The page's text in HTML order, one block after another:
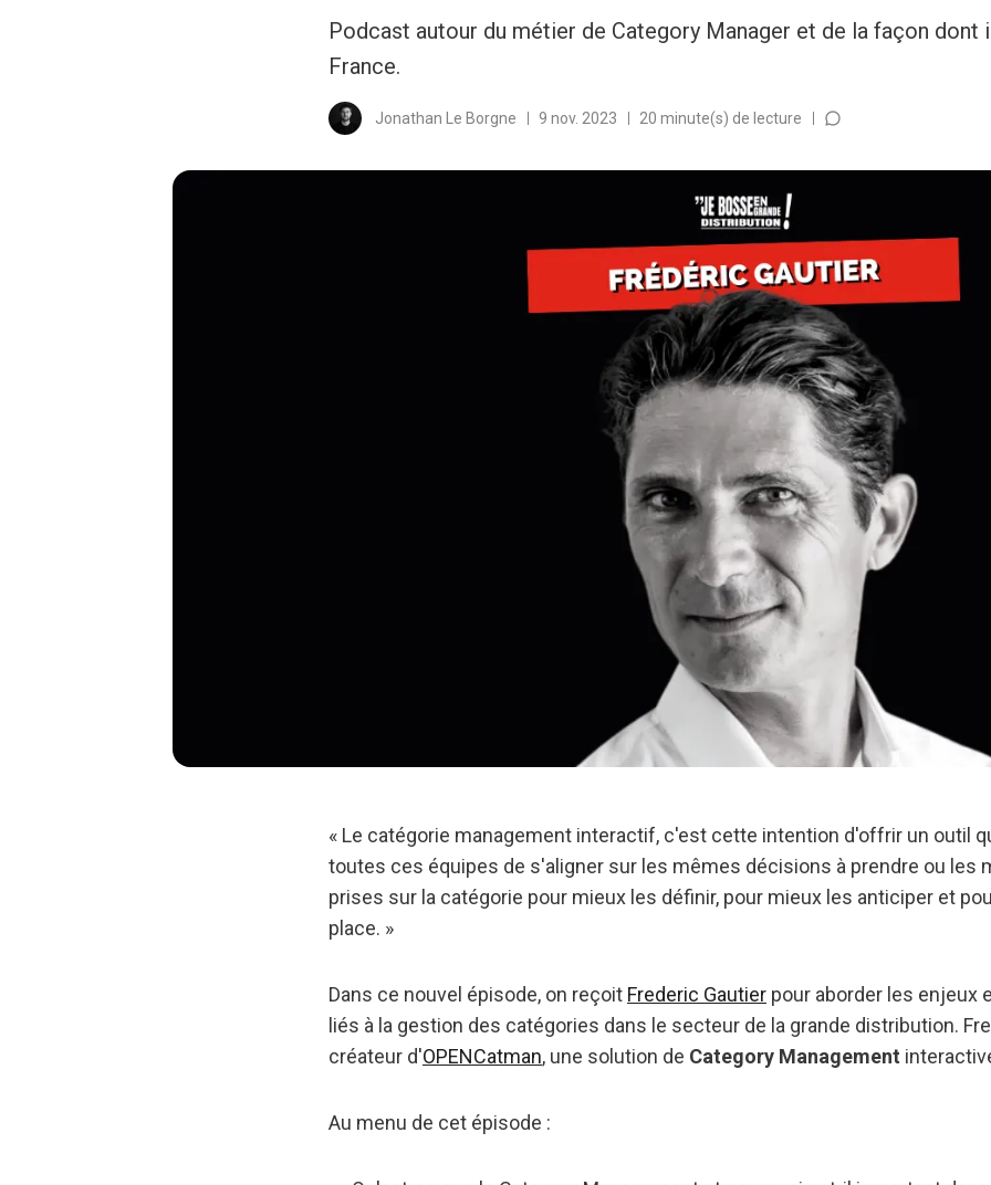
Podcast autour du métier de Category Manager et de la façon dont
France.
Jonathan Le Borgne 9 nov. 2023 20 minute(s) de lecture
« Le catégorie management interactif, c'est cette intention d'offrir un outil
toutes ces équipes de s'aligner sur les mêmes décisions à prendre ou les
prises sur la catégorie pour mieux les définir, pour mieux les anticiper et
place. »
Dans ce nouvel épisode, on reçoit Frederic Gautier pour aborder les enjeux
liés à la gestion des catégories dans le secteur de la grande distribution.
créateur d'OPENCatman, une solution de Category Management
Au menu de cet épisode :